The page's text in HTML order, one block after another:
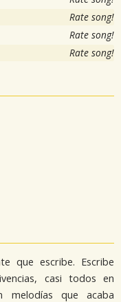
Rate song!
Rate song!
Rate song!
que escribe. Escribe
casi todos en
que acaba